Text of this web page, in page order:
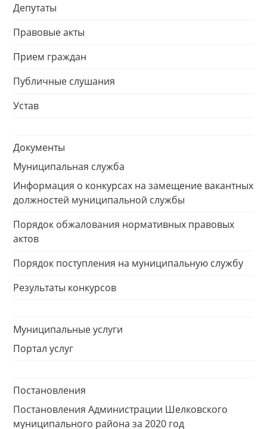
Депутаты
Правовые акты
Прием граждан
Публичные слушания
Устав
Документы
Муниципальная служба
Информация о конкурсах на замещение вакантных
должностей муниципальной службы
Порядок обжалования нормативных правовых
актов
Порядок поступления на муниципальную службу
Результаты конкурсов
Муниципальные услуги
Портал услуг
Постановления
Постановления Администрации Шелковского
муниципального района за 2020 год